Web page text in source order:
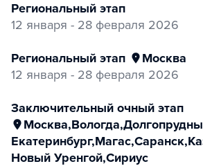
Региональный этап
12 января - 28 февраля 2026
региональный этап
Москва
12 января - 28 февраля 2026
заключительный очный этап
Москва,Вологда,
Екатеринбург,Магас,Саранск,
Новый Уренгой,Сириус